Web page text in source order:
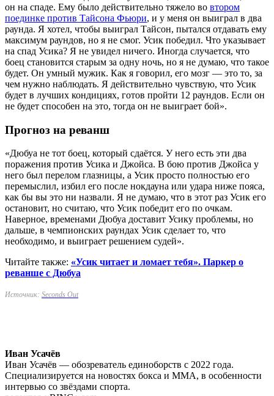
он на спаде. Ему было действительно тяжело во втором
поединке против Тайсона Фьюри, и у меня он выиграл в два
раунда. Я хотел, чтобы выиграл Тайсон, пытался отдавать ему
максимум раундов, но я не смог. Усик победил. Что указывает
на спад Усика? Я не увидел ничего. Иногда случается, что
боец становится старым за одну ночь, но я не думаю, что такое
будет. Он умный мужик. Как я говорил, его мозг — это то, за
чем нужно наблюдать. Я действительно чувствую, что Усик
будет в лучших кондициях, готов пройти 12 раундов. Если он
не будет способен на это, тогда он не выиграет бой».
Прогноз на реванш
«Дюбуа не тот боец, который сдаётся. У него есть эти два
поражения против Усика и Джойса. В бою против Джойса у
него был перелом глазницы, а Усик просто полностью его
перемыслил, избил его после нокдауна или удара ниже пояса,
как бы вы это ни назвали. Я не думаю, что в этот раз Усик его
остановит, но считаю, что Усик победит его по очкам.
Наверное, временами Дюбуа доставит Усику проблемы, но
дальше, в чемпионских раундах Усик сделает то, что
необходимо, и выиграет решением судей».
Читайте также: «Усик читает и ломает тебя». Паркер о
реванше с Дюбуа
Источник: Seconds Out
Иван Усачёв
Иван Усачёв — обозреватель единоборств с 2022 года.
Специализируется на новостях бокса и ММА, в особенности
интервью со звёздами спорта.